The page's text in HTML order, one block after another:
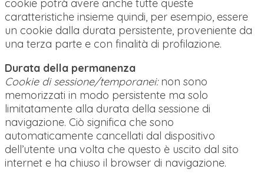
cookie potrà avere anche tutte queste
caratteristiche insieme quindi, per esempio, essere
un cookie dalla durata persistente, proveniente da
una terza parte e con finalità di profilazione.
Durata della permanenza
Cookie di sessione/temporanei:non sono
memorizzati in modo persistente ma solo
limitatamente alla durata della sessione di
navigazione. Ciò significa che sono
automaticamente cancellati dal dispositivo
dell’utente una volta che questo è uscito dal sito
internet e ha chiuso il browser di navigazione.